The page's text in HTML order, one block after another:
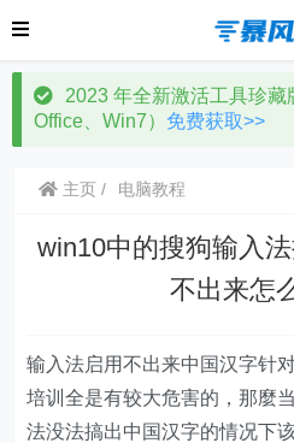
2023 年全新激活工具珍藏
Office、Win7） 免费获取>>
主页 电脑教程
win10中的搜狗输入
不出来怎
输入法启用不出来中国汉字针
培训全是有较大危害的，那麼
法没法搞出中国汉字的情况下